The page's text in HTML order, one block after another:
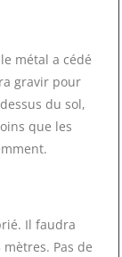
métal a cédé
gravir pour
du sol,
que les
Il faudra
Pas de